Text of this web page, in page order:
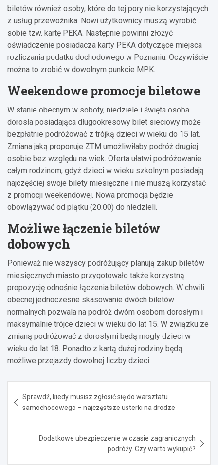
biletów również osoby, które do tej pory nie korzystających
z usług przewoźnika. Nowi użytkownicy muszą wyrobić
sobie tzw. kartę PEKA. Następnie powinni złożyć
oświadczenie posiadacza karty PEKA dotyczące miejsca
rozliczania podatku dochodowego w Poznaniu. Oczywiście
można to zrobić w dowolnym punkcie MPK.
Weekendowe promocje biletowe
W stanie obecnym w soboty, niedziele i święta osoba
dorosła posiadająca długookresowy bilet sieciowy może
bezpłatnie podróżować z trójką dzieci w wieku do 15 lat.
Zmiana jaką proponuje ZTM umożliwiłaby podróż drugiej
osobie bez względu na wiek. Oferta ułatwi podróżowanie
całym rodzinom, gdyż dzieci w wieku szkolnym posiadają
najczęściej swoje bilety miesięczne i nie muszą korzystać
z promocji weekendowej. Nowa promocja będzie
obowiązywać od piątku (20.00) do niedzieli.
Możliwe łączenie biletów
dobowych
Ponieważ nie wszyscy podróżujący planują zakup biletów
miesięcznych miasto przygotowało także korzystną
propozycję odnośnie łączenia biletów dobowych. W chwili
obecnej jednoczesne skasowanie dwóch biletów
normalnych pozwala na podróż dwóm osobom dorosłym i
maksymalnie trójce dzieci w wieku do lat 15. W związku ze
zmianą podróżować z dorosłymi będą mogły dzieci w
wieku do lat 18. Ponadto z kartą dużej rodziny będą
możliwe przejazdy dowolnej liczby dzieci.
wpisu
Sprawdź, kiedy musisz zgłosić się do warsztatu
samochodowego – najczęstsze usterki na drodze
Dodatkowe ubezpieczenie w czasie zagranicznych
podróży. Czy warto wykupić?